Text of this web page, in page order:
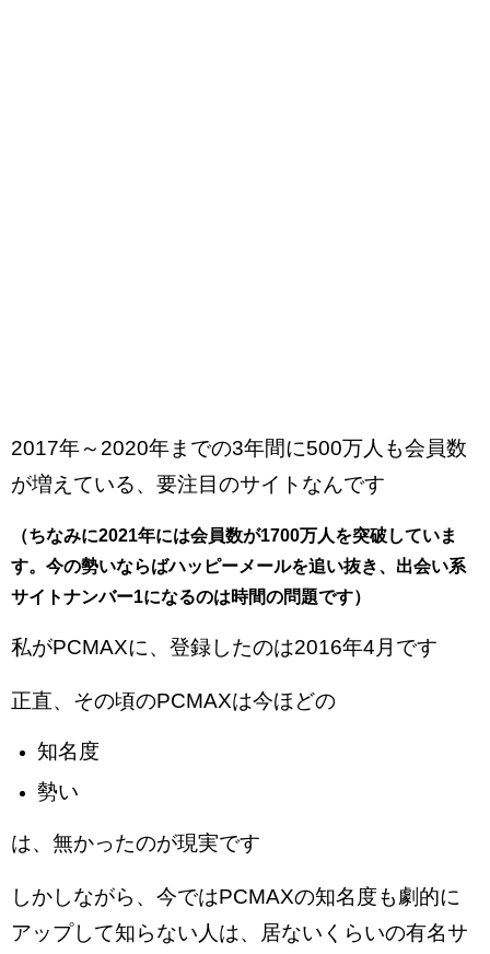
2017年～2020年までの3年間に500万人も会員数
が増えている、要注目のサイトなんです
（ちなみに2021年には会員数が1700万人を突破していま
す。今の勢いならばハッピーメールを追い抜き、出会い系
サイトナンバー1になるのは時間の問題です）
私がPCMAXに、登録したのは2016年4月です
正直、その頃のPCMAXは今ほどの
知名度
勢い
は、無かったのが現実です
しかしながら、今ではPCMAXの知名度も劇的に
アップして知らない人は、居ないくらいの有名サ